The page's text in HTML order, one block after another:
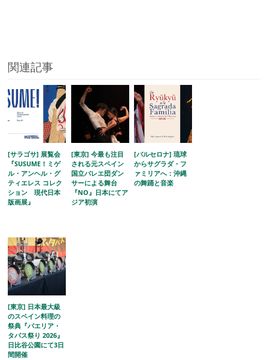
関連記事
[サラゴサ] 展覧会
『SUSUME！ミゲ
ル・アンヘル・グ
ティエレス コレク
ション 現代日本
版画展』
[東京] 今最も注目
される元スペイン
国立バレエ団ダン
サーによる舞台
『NO』日本にてア
ジア初演
[バルセロナ] 琉球
からサグラダ・フ
ァミリアへ：沖縄
の舞踊と音楽
[東京] 日本最大級
のスペイン料理の
祭典『パエリア・
タパス祭り 2026』
日比谷公園にて3日
間開催